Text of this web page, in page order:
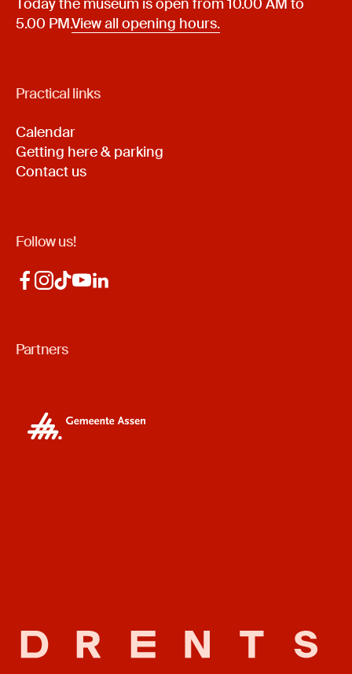
Today the museum is open from 10.00 AM to
5.00 PM.View all opening hours.
Practical links
Calendar
Getting here & parking
Contact us
Follow us!
Partners